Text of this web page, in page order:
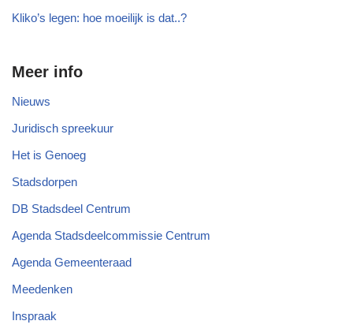
Kliko’s legen: hoe moeilijk is dat..?
Meer info
Nieuws
Juridisch spreekuur
Het is Genoeg
Stadsdorpen
DB Stadsdeel Centrum
Agenda Stadsdeelcommissie Centrum
Agenda Gemeenteraad
Meedenken
Inspraak